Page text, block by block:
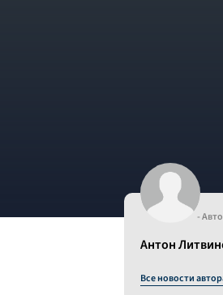
-
Антон
Все новости